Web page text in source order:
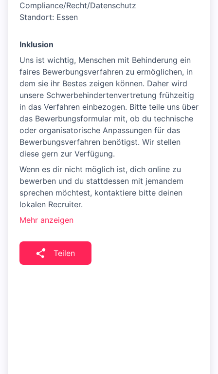
Compliance/Recht/Datenschutz
Standort: Essen
Inklusion
Uns ist wichtig, Menschen mit Behinderung ein
faires Bewerbungsverfahren zu ermöglichen, in
dem sie ihr Bestes zeigen können. Daher wird
unsere Schwerbehindertenvertretung frühzeitig
in das Verfahren einbezogen. Bitte teile uns über
das Bewerbungsformular mit, ob du technische
oder organisatorische Anpassungen für das
Bewerbungsverfahren benötigst. Wir stellen
diese gern zur Verfügung.
Wenn es dir nicht möglich ist, dich online zu
bewerben und du stattdessen mit jemandem
sprechen möchtest, kontaktiere bitte deinen
lokalen Recruiter.
Mehr anzeigen
Teilen